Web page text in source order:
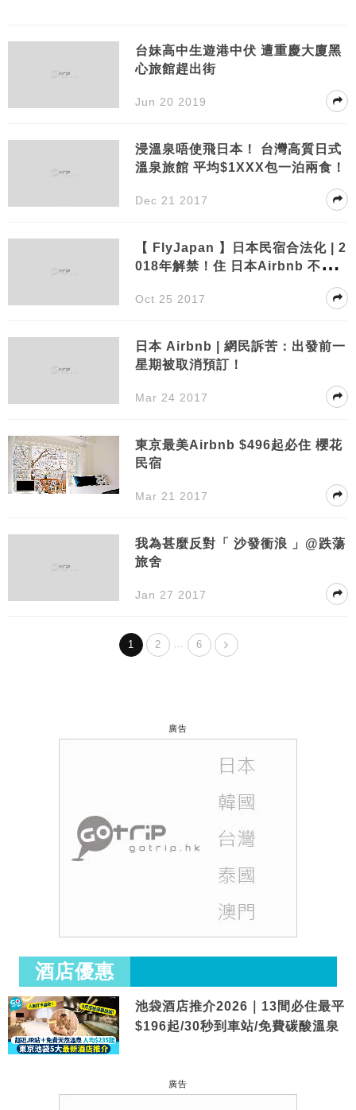
台妹高中生遊港中伏 遭重慶大廈黑
心旅館趕出街
Jun 20 2019
浸溫泉唔使飛日本！ 台灣高質日式
溫泉旅館 平均$1XXX包一泊兩食！
Dec 21 2017
【 FlyJapan 】日本民宿合法化 | 2
018年解禁！住 日本Airbnb 不再擔
Oct 25 2017
日本 Airbnb | 網民訴苦：出發前一
星期被取消預訂！
Mar 24 2017
東京最美Airbnb $496起必住 櫻花
民宿
Mar 21 2017
我為甚麼反對「 沙發衝浪 」@跌蕩
旅舍
Jan 27 2017
1 2 … 6
廣告
酒店優惠
池袋酒店推介2026｜13間必住最平
$196起/30秒到車站/免費碳酸溫泉
廣告